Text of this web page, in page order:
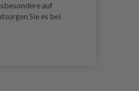
auf
Sie es bei